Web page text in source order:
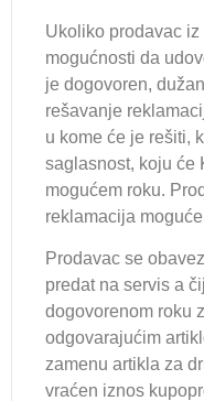
Ukoliko prodavac
mogućnosti da
je dogovoren,
rešavanje
u kome će je rešiti,
saglasnost, koju će
mogućem roku.
reklamacija
Prodavac se
predat na servis a
dogovorenom roku
odgovarajućim
zamenu artikla za
vraćen iznos